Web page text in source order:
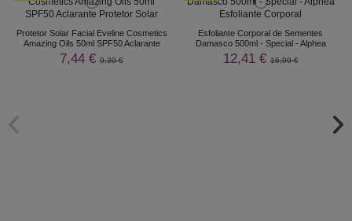
Protetor Solar Facial Eveline Cosmetics
Amazing Oils 50ml SPF50 Aclarante
7,44 € 9,30 €
Esfoliante Corporal de Sementes
Damasco 500ml - Special - Alphea
12,41 €16,99 €